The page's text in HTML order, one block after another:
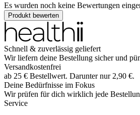
Es wurden noch keine Bewertungen
Produkt bewerten
Schnell & zuverlässig geliefert
Wir liefern deine Bestellung sicher und
Versandkostenfrei
ab 25 € Bestellwert. Darunter nur 2,90 €.
Deine Bedürfnisse im Fokus
Wir prüfen für dich wirklich jede
Service